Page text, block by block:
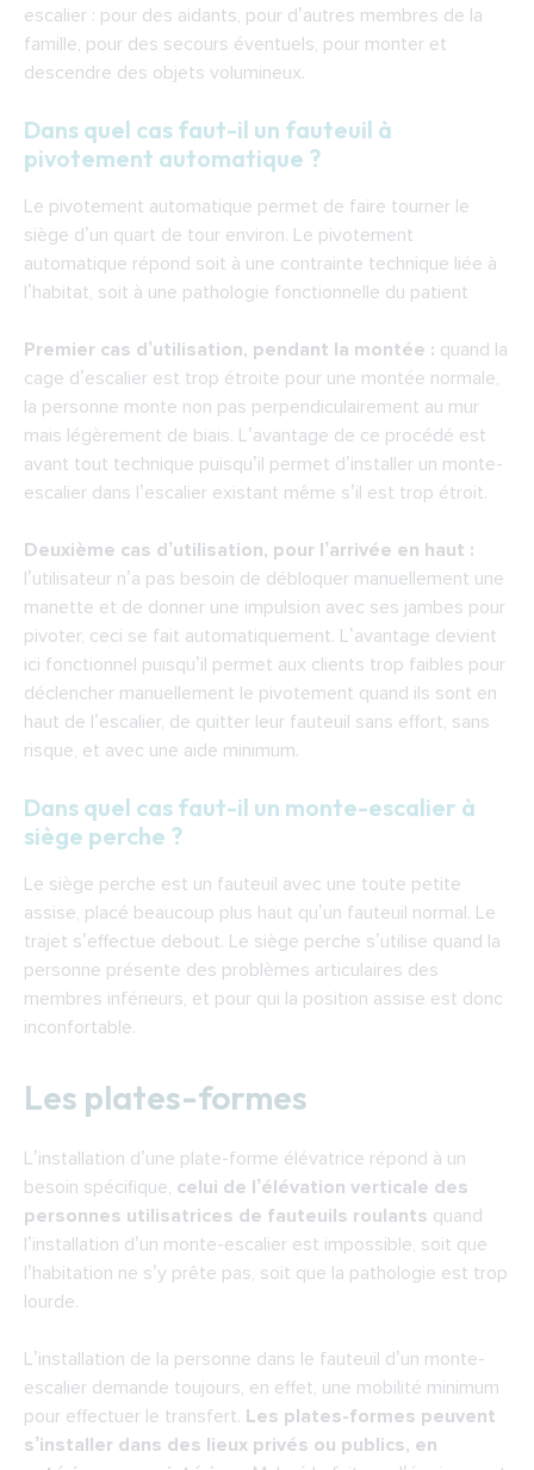
escalier : pour des aidants, pour d’autres membres de la
famille, pour des secours éventuels, pour monter et
descendre des objets volumineux.
Dans quel cas faut-il un fauteuil à
pivotement automatique ?
Le pivotement automatique permet de faire tourner le
siège d’un quart de tour environ. Le pivotement
automatique répond soit à une contrainte technique liée à
l’habitat, soit à une pathologie fonctionnelle du patient
Premier cas d’utilisation, pendant la montée : quand la
cage d’escalier est trop étroite pour une montée normale,
la personne monte non pas perpendiculairement au mur
mais légèrement de biais. L’avantage de ce procédé est
avant tout technique puisqu’il permet d’installer un monte-
escalier dans l’escalier existant même s’il est trop étroit.
Deuxième cas d’utilisation, pour l’arrivée en haut :
l’utilisateur n’a pas besoin de débloquer manuellement une
manette et de donner une impulsion avec ses jambes pour
pivoter, ceci se fait automatiquement. L’avantage devient
ici fonctionnel puisqu’il permet aux clients trop faibles pour
déclencher manuellement le pivotement quand ils sont en
haut de l’escalier, de quitter leur fauteuil sans effort, sans
risque, et avec une aide minimum.
Dans quel cas faut-il un monte-escalier à
siège perche ?
Le siège perche est un fauteuil avec une toute petite
assise, placé beaucoup plus haut qu’un fauteuil normal. Le
trajet s’effectue debout. Le siège perche s’utilise quand la
personne présente des problèmes articulaires des
membres inférieurs, et pour qui la position assise est donc
inconfortable.
Les plates-formes
L’installation d’une plate-forme élévatrice répond à un
besoin spécifique, celui de l’élévation verticale des
personnes utilisatrices de fauteuils roulants quand
l’installation d’un monte-escalier est impossible, soit que
l’habitation ne s’y prête pas, soit que la pathologie est trop
lourde.
L’installation de la personne dans le fauteuil d’un monte-
escalier demande toujours, en effet, une mobilité minimum
pour effectuer le transfert. Les plates-formes peuvent
s’installer dans des lieux privés ou publics, en